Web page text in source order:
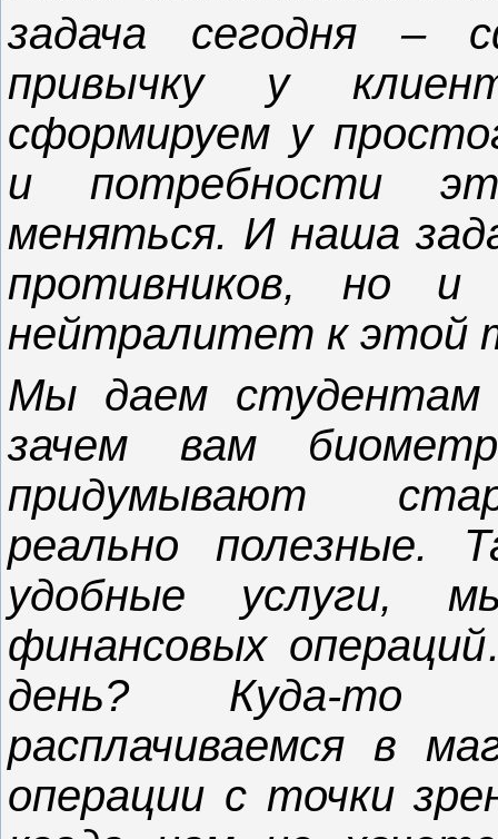
задача сегодня –
привычку у
сформируем у
и потребности
меняться. И наша
противников, но
нейтралитет к этой
Мы даем студентам
зачем вам
придумывают
реально полезные.
удобные услуги,
финансовых
день? Куда-то
расплачиваемся в
операции с точки